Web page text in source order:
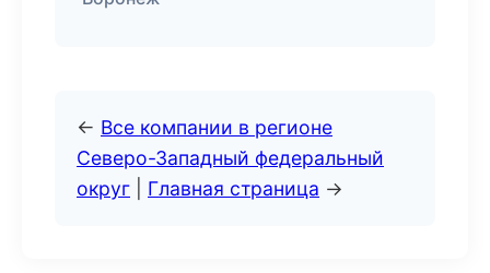
← Все компании в регионе
Северо-Западный федеральный
округ
Главная страница →